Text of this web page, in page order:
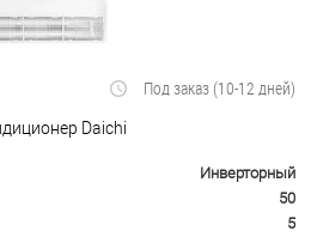
Под заказ (10-12 дней)
Daichi
Инверторный
50
5